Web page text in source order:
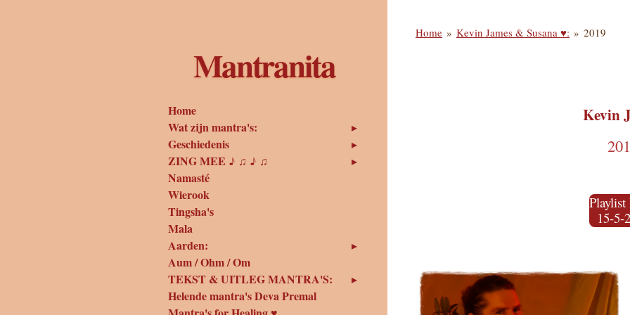
Home » Kevin James & Susana ♥: » 2019
Kevin
15-5-
Mantranita
Home
Wat zijn mantra's:
Geschiedenis
ZING MEE ♪ ♫ ♪ ♫
Namasté
Wierook
Tingsha's
Mala
Aarden:
Aum / Ohm / Om
TEKST & UITLEG MANTRA'S:
Helende mantra's Deva Premal